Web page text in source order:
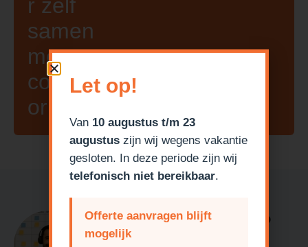
r zelf
samen
met onze
configurat
or!
Heeft u een vraag?
Let op!
Van 10 augustus t/m 23
augustus zijn wij wegens vakantie
gesloten. In deze periode zijn wij
telefonisch niet bereikbaar.
Offerte aanvragen blijft
mogelijk